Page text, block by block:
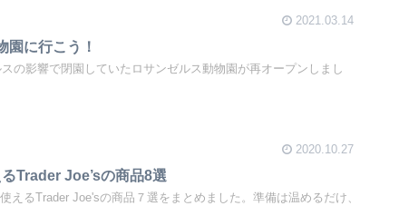
2021.03.14
園に行こう！
の影響で閉園していたロサンゼルス動物園が再オープンしまし
2020.10.27
Trader Joe’sの商品8選
えるTrader Joe'sの商品７選をまとめました。準備は温めるだけ、